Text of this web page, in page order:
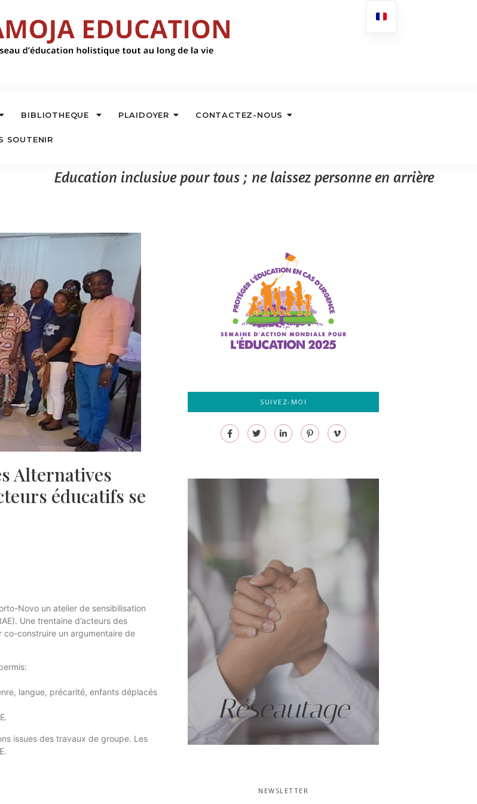
BIBLIOTHEQUE PLAIDOYER CONTACTEZ-NOUS
SOUTENIR
Education inclusive pour tous ; ne laissez personne en arrière
Alternatives
éducatifs se
Novo un atelier de sensibilisation
Une trentaine d’acteurs des
construire un argumentaire de
langue, précarité, enfants déplacés
issues des travaux de groupe. Les
SUIVEZ-MOI
Réseautage
NEWSLETTER